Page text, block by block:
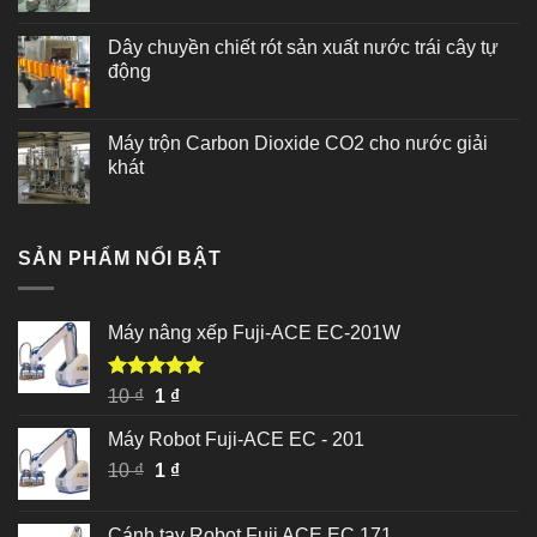
Dây chuyền chiết rót sản xuất nước trái cây tự
động
Máy trộn Carbon Dioxide CO2 cho nước giải
khát
SẢN PHẨM NỔI BẬT
Máy nâng xếp Fuji-ACE EC-201W
Được xếp
5 sao
10₫ Giá
là:
10 ₫.
1 ₫Giá
tại
là:
Máy Robot Fuji-ACE EC - 201
10₫ Giá
1 ₫Giá